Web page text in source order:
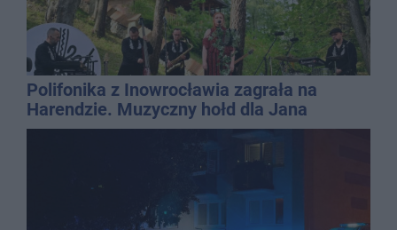
Polifonika z Inowrocławia zagrała na
Harendzie. Muzyczny hołd dla Jana
Kasprowicza